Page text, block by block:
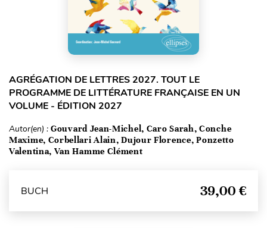
AGRÉGATION DE LETTRES 2027. TOUT LE
PROGRAMME DE LITTÉRATURE FRANÇAISE EN UN
VOLUME - ÉDITION 2027
Autor(en) : Gouvard Jean-Michel, Caro Sarah, Conche
Maxime, Corbellari Alain, Dujour Florence, Ponzetto
Valentina, Van Hamme Clément
BUCH 39,00 €